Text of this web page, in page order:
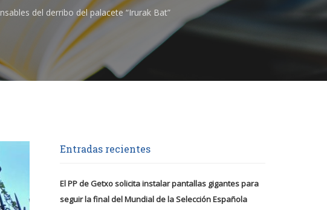
del derribo del palacete “Irurak Bat”
Entradas recientes
El PP de Getxo solicita instalar pantallas gigantes para
seguir la final del Mundial de la Selección Española